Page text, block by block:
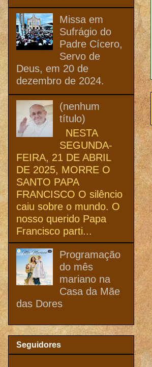
Missa em
Sufrágio do
Padre Cícero,
Servo de
Deus, em 20 de
dezembro de 2024.
(nenhum
título)
NESTA
SEGUNDA-
FEIRA, 21 DE ABRIL
DE 2025, MORRE O
SANTO PAPA
FRANCISCO O silêncio
caiu sobre o mundo. O
nosso querido Papa
Francisco parti...
Programação
do mês
mariano na
Casa da Mãe
das Dores
Seguidores